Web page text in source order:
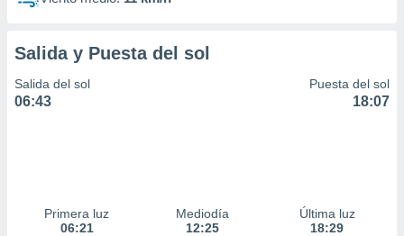
1199
Salida y Puesta del sol
Salida del sol
06:43
Puesta del sol
18:07
Primera luz
06:21
Mediodía
12:25
Última luz
18:29